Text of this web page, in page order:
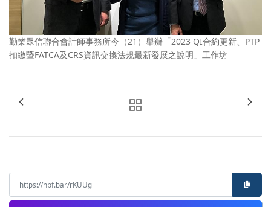
勤業眾信聯合會計師事務所今（21）舉辦「2023 QI合約更新、PTP
扣繳暨FATCA及CRS資訊交換法規最新發展之說明」工作坊